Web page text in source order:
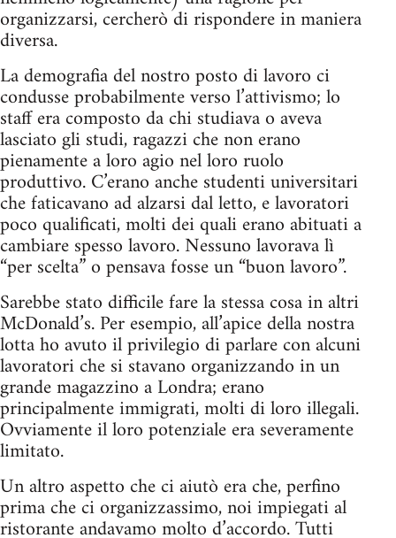
organizzarsi, cercherò di rispondere in maniera
diversa.
La demografia del nostro posto di lavoro ci
condusse probabilmente verso l’attivismo; lo
staff era composto da chi studiava o aveva
lasciato gli studi, ragazzi che non erano
pienamente a loro agio nel loro ruolo
produttivo. C’erano anche studenti universitari
che faticavano ad alzarsi dal letto, e lavoratori
poco qualificati, molti dei quali erano abituati a
cambiare spesso lavoro. Nessuno lavorava lì
“per scelta” o pensava fosse un “buon lavoro”.
Sarebbe stato difficile fare la stessa cosa in altri
McDonald’s. Per esempio, all’apice della nostra
lotta ho avuto il privilegio di parlare con alcuni
lavoratori che si stavano organizzando in un
grande magazzino a Londra; erano
principalmente immigrati, molti di loro illegali.
Ovviamente il loro potenziale era severamente
limitato.
Un altro aspetto che ci aiutò era che, perfino
prima che ci organizzassimo, noi impiegati al
ristorante andavamo molto d’accordo. Tutti